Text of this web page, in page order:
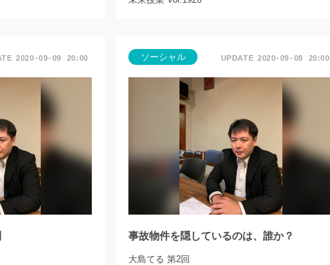
2020 09 09 20:00 ソーシャル 2020 09 08 20:00
事故物件を隠しているのは、誰か？
大島てる 第2回